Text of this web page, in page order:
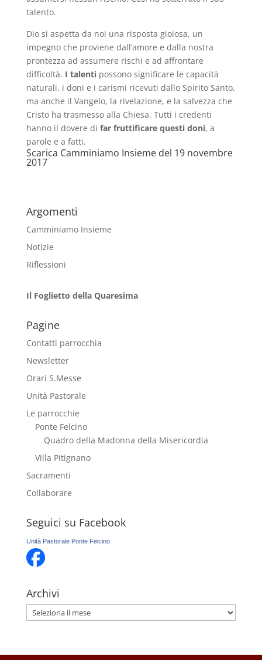
talento.
Dio si aspetta da noi una risposta gioiosa, un
impegno che proviene dall’amore e dalla nostra
prontezza ad assumere rischi e ad affrontare
difficoltà. I talentipossono significare le capacità
naturali, i doni e i carismi ricevuti dallo Spirito Santo,
ma anche il Vangelo, la rivelazione, e la salvezza che
Cristo ha trasmesso alla Chiesa. Tutti i credenti
hanno il dovere di far fruttificare questi doni, a
parole e a fatti.
Scarica Camminiamo Insieme del 19 novembre
2017
Argomenti
Camminiamo Insieme
Notizie
Riflessioni
Il Foglietto della Quaresima
Pagine
Contatti parrocchia
Newsletter
Orari S.Messe
Unità Pastorale
Le parrocchie
Ponte Felcino
Quadro della Madonna della Misericordia
Villa Pitignano
Sacramenti
Collaborare
Seguici su Facebook
Unità Pastorale Ponte Felcino
Archivi
Archivi